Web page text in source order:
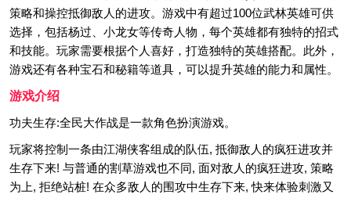
策略和操控抵御敌人的进攻。游戏中有超过100位武林英雄可供
选择，包括杨过、小龙女等传奇人物，每个英雄都有独特的招式
和技能。玩家需要根据个人喜好，打造独特的英雄搭配。此外，
游戏还有各种宝石和秘籍等道具，可以提升英雄的能力和属性。
游戏介绍
功夫生存:全民大作战是一款角色扮演游戏。
玩家将控制一条由江湖侠客组成的队伍, 抵御敌人的疯狂进攻并
生存下来! 与普通的割草游戏也不同, 面对敌人的疯狂进攻, 策略
为上, 拒绝站桩! 在众多敌人的围攻中生存下来, 快来体验刺激又